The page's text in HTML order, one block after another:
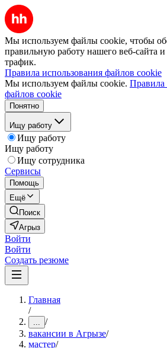
Мы используем файлы cookie, чтобы
правильную работу нашего веб-сайта и
трафик.
Правила использования файлов cookie
Мы используем файлы cookie. Правила
файлов cookie
Понятно
Ищу работу
Ищу работу
Ищу работу
Ищу сотрудника
Сервисы
Помощь
Ещё
Поиск
Агрыз
Войти
Войти
Создать резюме
Главная
/
... /
вакансии в Агрызе/
мастер/